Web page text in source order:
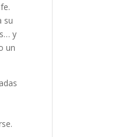
su
y
un